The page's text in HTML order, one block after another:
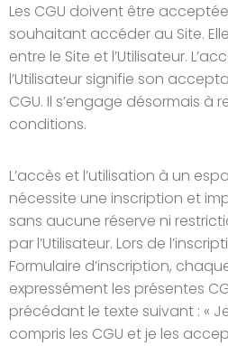
Les CGU doivent être
souhaitant accéder au Site.
entre le Site et l’Utilisateur.
l’Utilisateur signifie son
CGU. Il s’engage désormais à
conditions.
L’accès et l’utilisation à un
nécessite une inscription et
sans aucune réserve ni
par l’Utilisateur. Lors de
Formulaire d’inscription,
expressément les présentes
précédant le texte suivant : «
compris les CGU et je les